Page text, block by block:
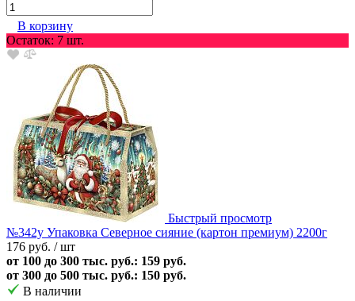
В корзину
Остаток: 7 шт.
Быстрый просмотр
№342у Упаковка Северное сияние (картон премиум) 2200г
176 руб. / шт
от 100 до 300 тыс. руб.: 159 руб.
от 300 до 500 тыс. руб.: 150 руб.
В наличии